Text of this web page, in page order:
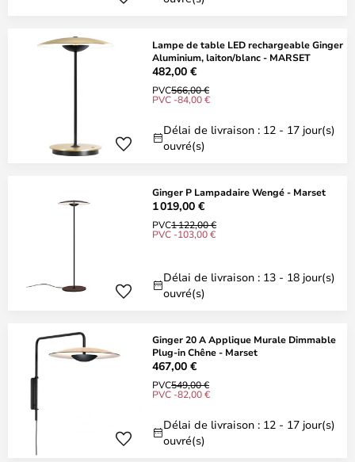
Lampe de table LED rechargeable Ginger
Aluminium, laiton/blanc - MARSET
482,00 €
PVC566,00 €
PVC -84,00 €
Délai de livraison : 12 - 17 jour(s)
ouvré(s)
Ginger P Lampadaire Wengé - Marset
1 019,00 €
PVC1 122,00 €
PVC -103,00 €
Délai de livraison : 13 - 18 jour(s)
ouvré(s)
Ginger 20 A Applique Murale Dimmable
Plug-in Chêne - Marset
467,00 €
PVC549,00 €
PVC -82,00 €
Délai de livraison : 12 - 17 jour(s)
ouvré(s)